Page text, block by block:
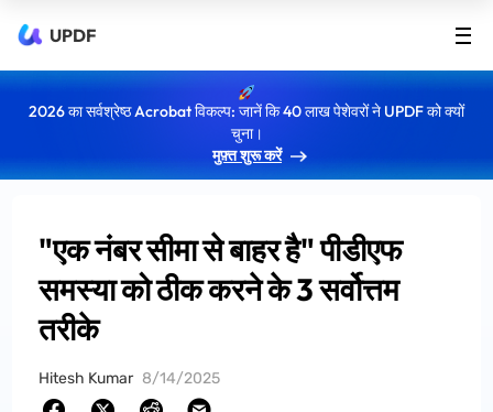
UPDF
2026 का सर्वश्रेष्ठ Acrobat विकल्प: जानें कि 40 लाख पेशेवरों ने UPDF को क्यों
चुना।
मुफ़्त शुरू करें
"एक नंबर सीमा से बाहर है" पीडीएफ
समस्या को ठीक करने के 3 सर्वोत्तम
तरीके
Hitesh Kumar 8/14/2025